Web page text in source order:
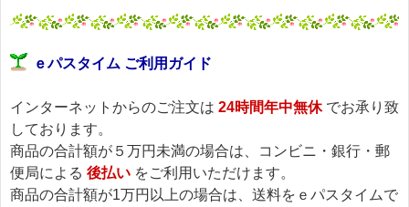
ｅパスタイム ご利用ガイド
インターネットからのご注文は 24時間年中無休でお承り致
しております。
商品の合計額が５万円未満の場合は、コンビニ・銀行・郵
便局による 後払い をご利用いただけます。
商品の合計額が1万円以上の場合は、送料をｅパスタイムで